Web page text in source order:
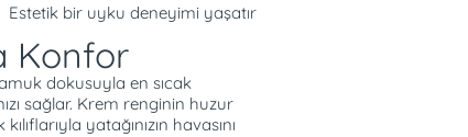
Estetik bir uyku deneyimi yaşatır
Konfor
dokusuyla en sıcak
sağlar. Krem renginin huzur
yatağınızın havasını